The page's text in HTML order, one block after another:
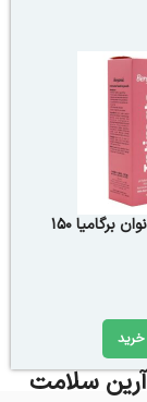
فوم بهداشتی بانوان برگامیا 150
سلامت